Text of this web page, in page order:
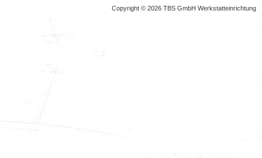
Copyright © 2026 TBS GmbH Werkstatteinrichtung